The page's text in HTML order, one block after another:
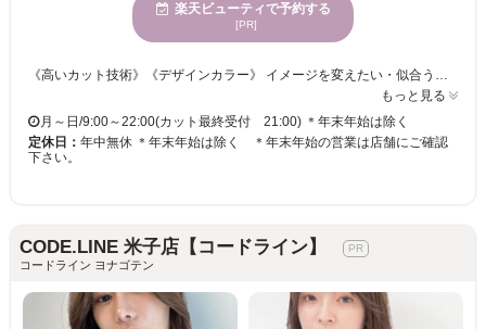
楽天ビューティで予約する
[PR]
《高いカット技術》《デザインカラー》 イメージを変えたい・似合うデザインが見つからない・・・あなたのお悩みに合うスタイルをご提供☆彡 手触り×持続性ばっちり！！うるうるカラーでクオリティの高い仕上がりに◎ カラーチェンジで雰囲気を変えて新しい自分◎カットにカラーも合わせてトータルバランスのよい似合わせをご提供いたします☆彡 きっと満足していただけますので、お気軽にご来店くださいませ。
もっと見る
月～日/9:00～22:00(カット最終受付 21:00) ＊年末年始は除く
定休日： 年中無休 ＊年末年始は除く ＊年末年始の営業は店舗にご確認
下さい。
CODE.LINE 米子店【コードライン】
コードライン ヨナゴテン